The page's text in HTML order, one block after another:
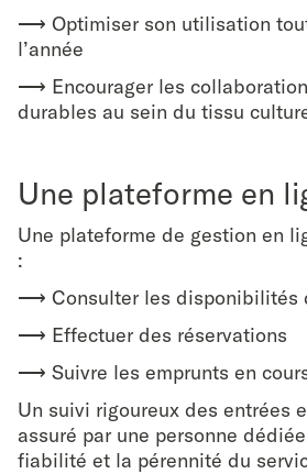
⟶ Optimiser son utilisation
l’année
⟶ Encourager les
durables au sein du tissu
Une plateforme en
Une plateforme de gestion en
:
⟶ Consulter les disponibilités
⟶ Effectuer des réservations
⟶ Suivre les emprunts en
Un suivi rigoureux des entrées
assuré par une personne
fiabilité et la pérennité du